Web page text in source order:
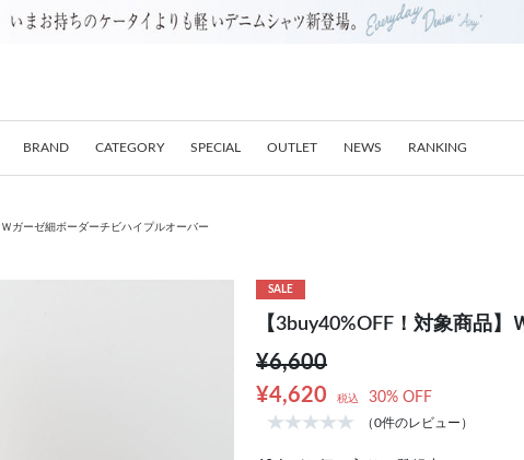
BRAND CATEGORY SPECIAL OUTLET NEWS RANKING
ガーゼ細ボーダーチビハイプルオーバー
SALE
【3buy40%OFF！対象商品
¥6,600
¥4,620
税込 30% OFF
（0件のレビュー）